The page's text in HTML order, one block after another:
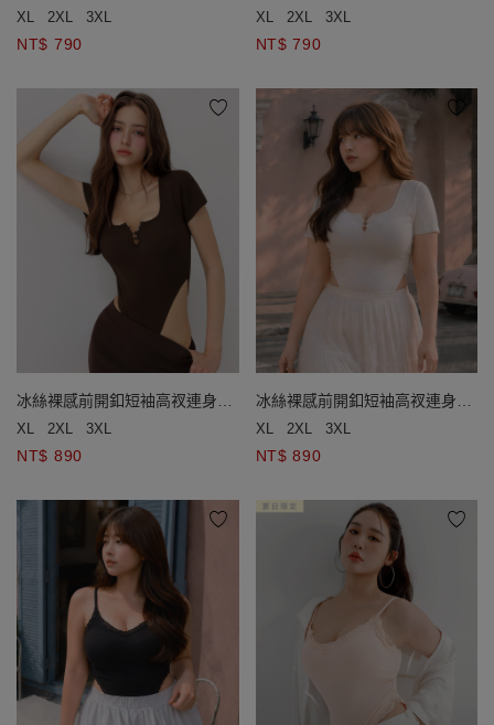
XL 2XL 3XL
NT$ 790
XL 2XL 3XL
NT$ 790
冰絲裸感前開釦短袖高衩連身衣
(附胸墊)
XL 2XL 3XL
NT$ 890
冰絲裸感前開釦短袖高衩連身衣
(附胸墊)
XL 2XL 3XL
NT$ 890